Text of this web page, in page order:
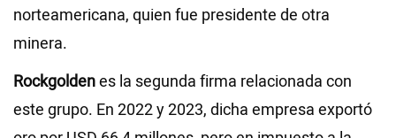
norteamericana, quien fue presidente de otra
minera.
Rockgoldenes la segunda firma relacionada con
este grupo. En 2022 y 2023, dicha empresa exportó